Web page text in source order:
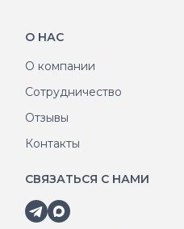
О НАС
О компании
Сотрудничество
Отзывы
Контакты
СВЯЗАТЬСЯ С НАМИ